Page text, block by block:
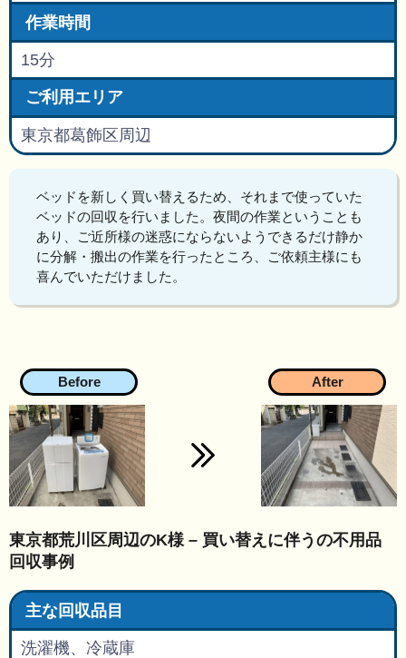
ベッドを新しく買い替えるため、それまで使っていた
ベッドの回収を行いました。夜間の作業ということも
あり、ご近所様の迷惑にならないようできるだけ静か
に分解・搬出の作業を行ったところ、ご依頼主様にも
喜んでいただけました。
作業時間
15分
ご利用エリア
東京都葛飾区周辺
東京都荒川区周辺のK様 – 買い替えに伴うの不用品
回収事例
主な回収品目
洗濯機、冷蔵庫